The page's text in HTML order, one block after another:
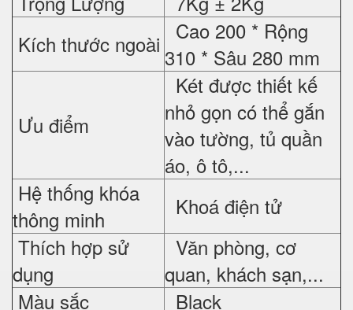
Kích thước ngoài
Cao 200 * Rộng
310 * Sâu 280 mm
Ưu điểm
Két được thiết kế
nhỏ gọn có thể gắn
vào tường, tủ quần
áo, ô tô,...
Hệ thống khóa
thông minh
Khoá điện tử
Thích hợp sử
dụng
Văn phòng, cơ
quan, khách sạn,...
Màu sắc
Black